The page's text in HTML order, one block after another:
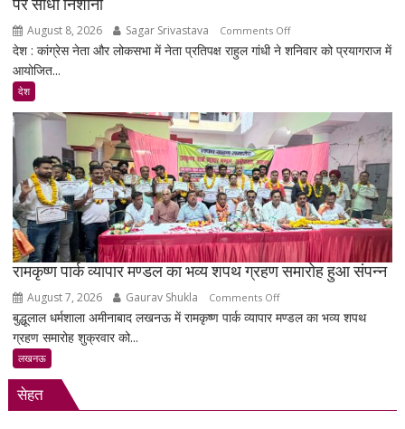
पर साधा निशाना
August 8, 2026 Sagar Srivastava Comments Offon
राहुल
21वीं
सदी
का
नशा’,
रोजगार
को
लेकर
सरकार
देश : कांग्रेस नेता और लोकसभा में नेता प्रतिपक्ष राहुल गांधी ने शनिवार को प्रयागराज में
आयोजित...
देश
रामकृष्ण पार्क व्यापार मण्डल का भव्य शपथ ग्रहण समारोह हुआ संपन्न
August 7, 2026 Gaurav Shukla Comments Offon
रामकृष्ण
बुद्धूलाल धर्मशाला अमीनाबाद लखनऊ में रामकृष्ण पार्क व्यापार मण्डल का भव्य शपथ
ग्रहण समारोह शुक्रवार को...
लखनऊ
सेहत